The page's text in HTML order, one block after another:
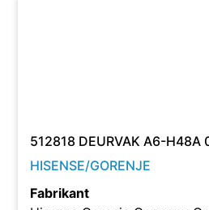
512818 DEURVAK A6-H48A
HISENSE/GORENJE
Fabrikant